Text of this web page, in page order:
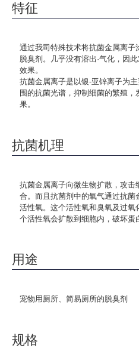
特征
通过我司特殊技术将抗菌金属离子
脱臭剂。几乎没有溶出·气化，因
效果。
抗菌金属离子是以银-亚锌离子为
围的抗菌光谱，抑制细菌的繁殖
果。
抗菌机理
抗菌金属离子向微生物扩散，攻
合。而且抗菌剂中的氧气通过抗
活性氧。这个活性氧和臭氧及过
个活性氧会扩散到细胞内，破坏蛋
用途
宠物用厕所、简易厕所的脱臭剂
规格